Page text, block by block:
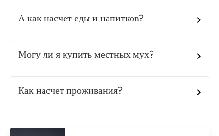
А как насчет еды и напитков?
Могу ли я купить местных мух?
Как насчет проживания?